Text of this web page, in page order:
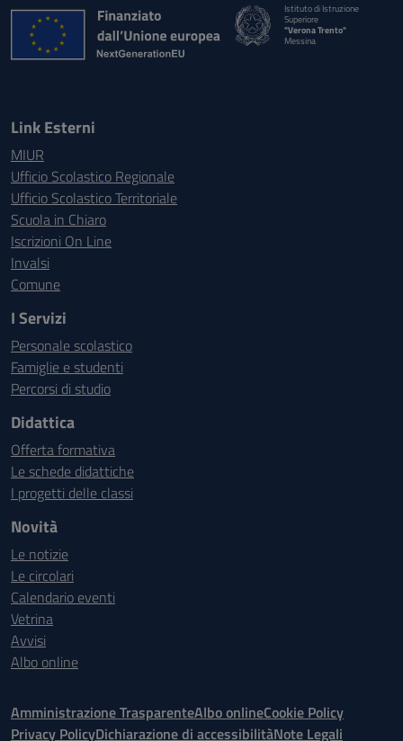
Istituto di Istruzione
Superiore
"Verona Trento"
Messina
Link Esterni
MIUR
Ufficio Scolastico Regionale
Ufficio Scolastico Territoriale
Scuola in Chiaro
Iscrizioni On Line
Invalsi
Comune
I Servizi
Personale scolastico
Famiglie e studenti
Percorsi di studio
Didattica
Offerta formativa
Le schede didattiche
I progetti delle classi
Novità
Le notizie
Le circolari
Calendario eventi
Vetrina
Avvisi
Albo online
Amministrazione TrasparenteAlbo onlineCookie Policy
Privacy PolicyDichiarazione di accessibilitàNote Legali